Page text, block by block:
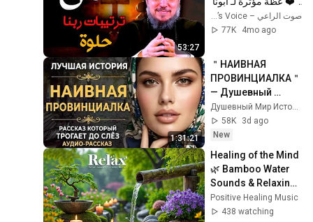
53:27
داود لمعي
صوت الراعي – The Shepherd’s Voice
77K
4mo ago
1:31:21
＂НАИВНАЯ
ПРОВИНЦИАЛКА＂
— Душевный
рассказ о жизни,
который заставит
задуматься и
Аудиорассказ
Душевный Мир Историй
58K
3d ago
New
Healing of the Mind
🌿 Bamboo Water
Sounds & Relaxing
Music, Anxiety
Relief
Positive Healing Music
438 watching